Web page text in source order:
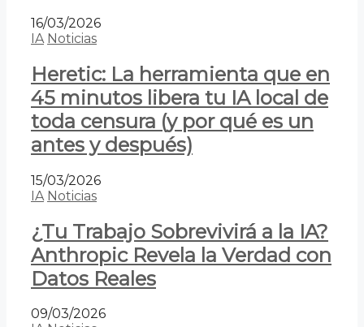
16/03/2026
IA Noticias
Heretic: La herramienta que en
45 minutos libera tu IA local de
toda censura (y por qué es un
antes y después)
15/03/2026
IA Noticias
¿Tu Trabajo Sobrevivirá a la IA?
Anthropic Revela la Verdad con
Datos Reales
09/03/2026